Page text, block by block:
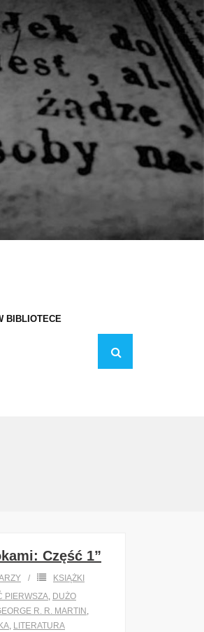
BIBLIOTECE
Część 1”
KSIĄŻKI
PIERWSZA DUŻO
R. R. MARTIN
LITERATURA